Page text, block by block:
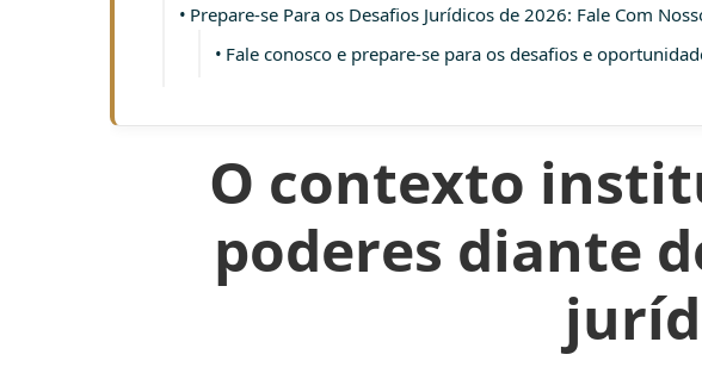
Prepare-se Para os Desafios Jurídicos de 2026: Fale Com
Fale conosco e prepare-se para os desafios e
O contexto
poderes diante